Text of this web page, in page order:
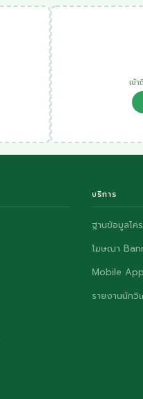
เข้
บริการ
ฐานข้อมูลโค
โฆษณา
Mobile App
รายงานนักวิเ